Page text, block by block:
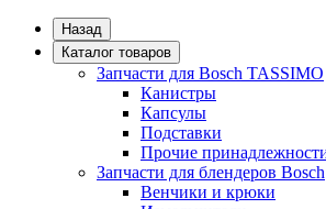
Назад
Каталог товаров
Запчасти для Bosch TASSIMO
Канистры
Капсулы
Подставки
Прочие
Запчасти для блендеров Bosch
Венчики и крюки